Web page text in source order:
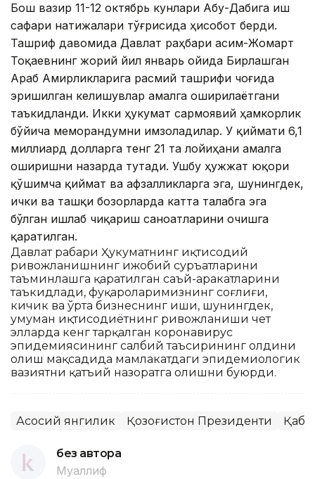
Бош вазир 11-12 октябрь кунлари Абу-Дабига иш
сафари натижалари тўғрисида ҳисобот берди.
Ташриф давомида Давлат раҳбари Қасим-Жомарт
Тоқаевнинг жорий йил январь ойида Бирлашган
Араб Амирликларига расмий ташрифи чоғида
эришилган келишувлар амалга оширилаётгани
таъкидланди. Икки ҳукумат сармоявий ҳамкорлик
бўйича меморандумни имзоладилар. У қиймати 6,1
миллиард долларга тенг 21 та лойиҳани амалга
оширишни назарда тутади. Ушбу ҳужжат юқори
қўшимча қиймат ва афзалликларга эга, шунингдек,
ички ва ташқи бозорларда катта талабга эга
бўлган ишлаб чиқариш саноатларини очишга
қаратилган.
Давлат раҳбари Ҳукуматнинг иқтисодий
ривожланишнинг ижобий суръатларини
таъминлашга қаратилган саъй-ҳаракатларини
таъкидлади, фуқароларимизнинг соғлиғи,
кичик ва ўрта бизнеснинг иши, шунингдек,
умуман иқтисодиётнинг ривожланиши чет
элларда кенг тарқалган коронавирус
эпидемиясининг салбий таъсирининг олдини
олиш мақсадида мамлакатдаги эпидемиологик
вазиятни қатъий назоратга олишни буюрди.
Асосий янгилик Қозоғистон Президенти
без автора
Муаллиф